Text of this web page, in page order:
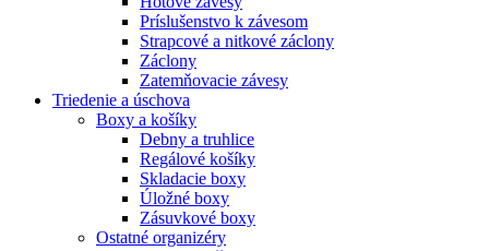
Príslušenstvo k závesom
Strapcové a nitkové záclony
Záclony
Zatemňovacie závesy
Triedenie a úschova
Boxy a košíky
Debny a truhlice
Regálové košíky
Skladacie boxy
Úložné boxy
Zásuvkové boxy
Ostatné organizéry